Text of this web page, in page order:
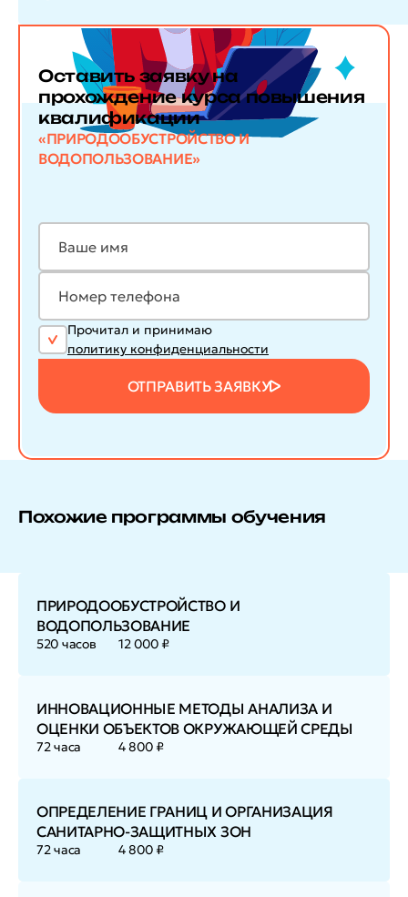
Оставить заявкуна
прохождение курса повышения
квалификации
«ПРИРОДООБУСТРОЙСТВО И
ВОДОПОЛЬЗОВАНИЕ»
Прочитал и принимаю
политику конфиденциальности
ОТПРАВИТЬ ЗАЯВКУ
Похожие программы обучения
ПРИРОДООБУСТРОЙСТВО И
ВОДОПОЛЬЗОВАНИЕ
520 часов 12 000 ₽
ИННОВАЦИОННЫЕ МЕТОДЫ АНАЛИЗА И
ОЦЕНКИ ОБЪЕКТОВ ОКРУЖАЮЩЕЙ СРЕДЫ
72 часа 4 800 ₽
ОПРЕДЕЛЕНИЕ ГРАНИЦ И ОРГАНИЗАЦИЯ
САНИТАРНО-ЗАЩИТНЫХ ЗОН
72 часа 4 800 ₽